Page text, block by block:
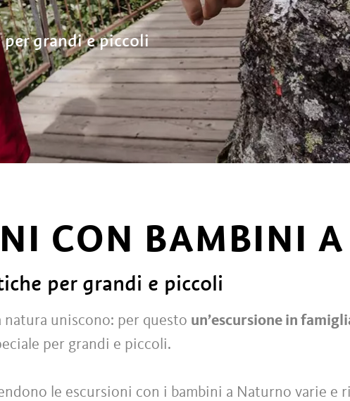
per grandi e piccoli
CON BAMBINI
per grandi e piccoli
natura uniscono: per questo un’escursione in
per grandi e piccoli.
le escursioni con i bambini a Naturno varie e